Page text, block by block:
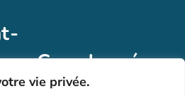
vie privée.
Coordonnées
02 40 23 06 39